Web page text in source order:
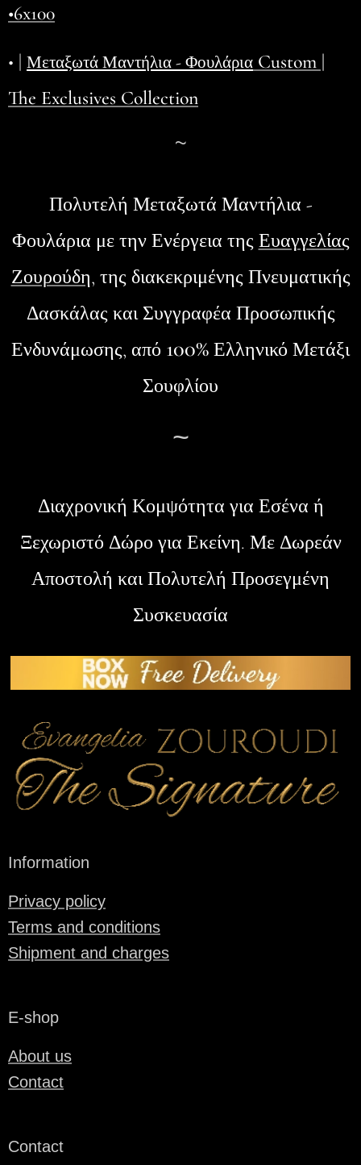
•6x100
• | Μεταξωτά Μαντήλια - Φουλάρια Custom |
The Exclusives Collection
~
Πολυτελή Μεταξωτά Μαντήλια -
Φουλάρια με την Ενέργεια της Ευαγγελίας
Ζουρούδη, της διακεκριμένης Πνευματικής
Δασκάλας και Συγγραφέα Προσωπικής
Ενδυνάμωσης, από 100% Ελληνικό Μετάξι
Σουφλίου
~
Διαχρονική Κομψότητα για Εσένα ή
Ξεχωριστό Δώρο για Εκείνη. Με Δωρεάν
Αποστολή και Πολυτελή Προσεγμένη
Συσκευασία
Information
Privacy policy
Terms and conditions
Shipment and charges
E-shop
About us
Contact
Contact